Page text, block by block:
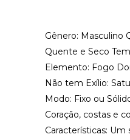
Gênero: Masculino
Quente e Seco
Elemento: Fogo
Não tem Exílio:
Modo: Fixo ou
Coração, costas e
Características: